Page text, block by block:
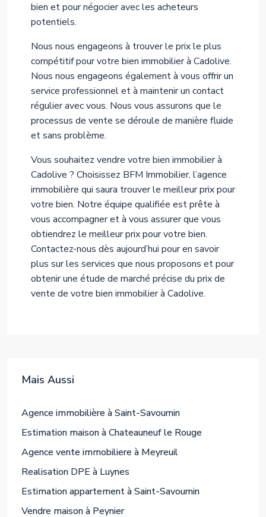
bien et pour négocier avec les acheteurs
potentiels.
Nous nous engageons à trouver le prix le plus
compétitif pour votre bien immobilier à Cadolive.
Nous nous engageons également à vous offrir un
service professionnel et à maintenir un contact
régulier avec vous. Nous vous assurons que le
processus de vente se déroule de manière fluide
et sans problème.
Vous souhaitez vendre votre bien immobilier à
Cadolive ? Choisissez BFM Immobilier, l’agence
immobilière qui saura trouver le meilleur prix pour
votre bien. Notre équipe qualifiée est prête à
vous accompagner et à vous assurer que vous
obtiendrez le meilleur prix pour votre bien.
Contactez-nous dès aujourd’hui pour en savoir
plus sur les services que nous proposons et pour
obtenir une étude de marché précise du prix de
vente de votre bien immobilier à Cadolive.
Mais Aussi
Agence immobilière à Saint-Savournin
Estimation maison à Chateauneuf le Rouge
Agence vente immobiliere à Meyreuil
Realisation DPE à Luynes
Estimation appartement à Saint-Savournin
Vendre maison à Peynier